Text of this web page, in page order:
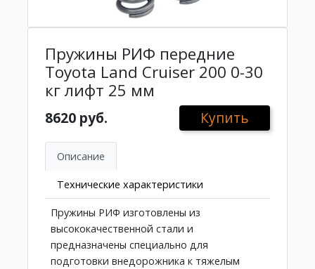
Пружины РИФ передние
Toyota Land Cruiser 200 0-30
кг лифт 25 мм
8620 руб. Купить
Описание
Технические характеристики
Пружины РИФ изготовлены из
высококачественной стали и
предназначены специально для
подготовки внедорожника к тяжелым